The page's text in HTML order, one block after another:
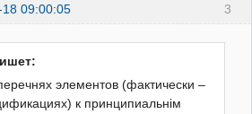
3
09:00:05
элементов (фактически –
к принципиальнім